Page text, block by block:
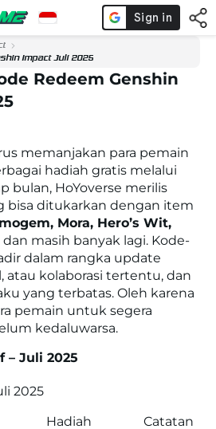
Impact Juli 2025
Redeem Genshin
memanjakan para pemain
hadiah gratis melalui
bulan, HoYoverse merilis
bisa ditukarkan dengan item
Mora, Hero’s Wit,
dan masih banyak lagi. Kode-
dalam rangka update
atau kolaborasi tertentu, dan
yang terbatas. Oleh karena
pemain untuk segera
kedaluwarsa.
– Juli 2025
Hadiah Catatan